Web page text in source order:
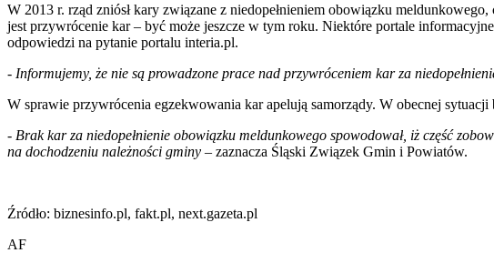
W 2013 r. rząd zniósł kary związane z niedopełnieniem obowiązku
jest przywrócenie kar – być może jeszcze w tym roku. Niektóre portale
odpowiedzi na pytanie portalu interia.pl.
- Informujemy, że nie są prowadzone prace nad przywróceniem kar za
W sprawie przywrócenia egzekwowania kar apelują samorządy. W obecnej
- Brak kar za niedopełnienie obowiązku meldunkowego spowodował, iż część
na dochodzeniu należności gminy – zaznacza Śląski Związek Gmin i Powiatów.
Źródło: biznesinfo.pl, fakt.pl, next.gazeta.pl
AF